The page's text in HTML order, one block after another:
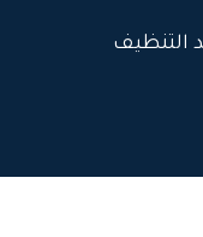
التنظيف